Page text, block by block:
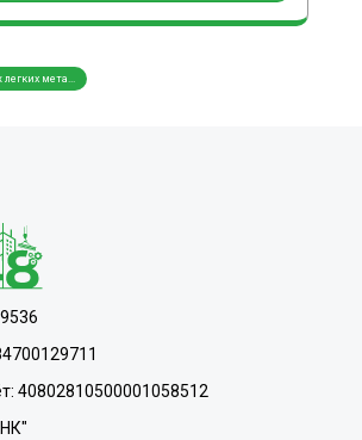
мета...
40802810500001058512